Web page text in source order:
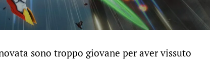
sono troppo giovane per aver vissuto